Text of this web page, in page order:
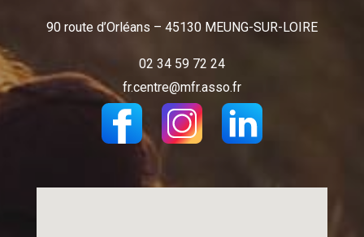
90 route d’Orléans – 45130 MEUNG-SUR-LOIRE
02 34 59 72 24
fr.centre@mfr.asso.fr